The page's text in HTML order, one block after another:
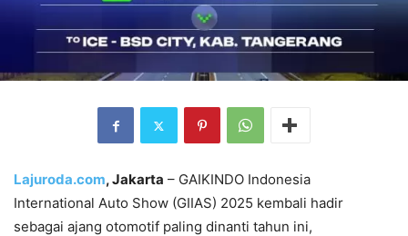
Lajuroda.com, Jakarta – GAIKINDO Indonesia
International Auto Show (GIIAS) 2025 kembali hadir
sebagai ajang otomotif paling dinanti tahun ini,